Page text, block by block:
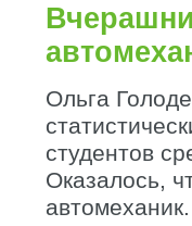
Ольга
студентов
Оказалось,
автомеханик.